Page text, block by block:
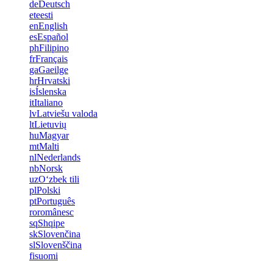
deDeutsch
eteesti
enEnglish
esEspañol
phFilipino
frFrançais
gaGaeilge
hrHrvatski
isÍslenska
itItaliano
lvLatviešu valoda
ltLietuvių
huMagyar
mtMalti
nlNederlands
nbNorsk
uzOʻzbek tili
plPolski
ptPortuguês
roromânesc
sqShqipe
skSlovenčina
slSlovenščina
fisuomi